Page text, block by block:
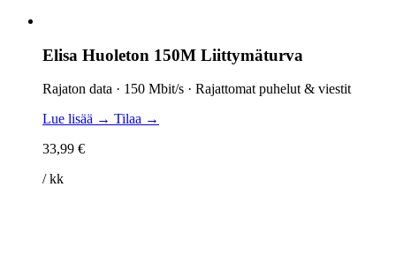
Elisa Huoleton 150M Liittymäturva
Rajaton data · 150 Mbit/s · Rajattomat puhelut & viestit
Lue lisää → Tilaa →
33,99 €
/ kk